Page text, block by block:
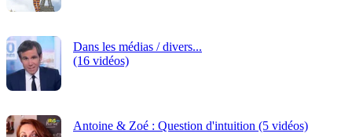
Dans les médias / divers...
(16 vidéos)
Antoine & Zoé : Question d'intuition (5 vidéos)